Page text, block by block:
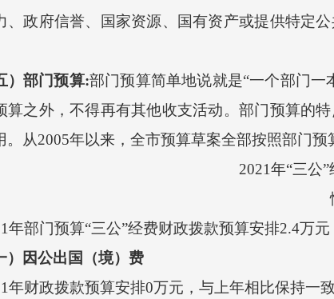
、政府信誉、国家资源、国有资产或提供特定
）部门预算:部门预算简单地说就是“一个部门一
算之外，不得再有其他收支活动。部门预算的
。从2005年以来，全市预算草案全部按照部门预
2021年“三公
年部门预算“三公”经费财政拨款预算安排2.4万元
）因公出国（境）费
年财政拨款预算安排0万元，与上年相比保持一